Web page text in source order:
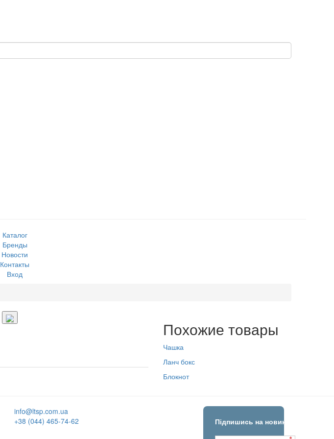
Каталог
Бренды
Новости
Контакты
Вход
Похожие товары
Чашка
Ланч бокс
Блокнот
info@ltsp.com.ua
+38 (044) 465-74-62
Підпишись на новини!